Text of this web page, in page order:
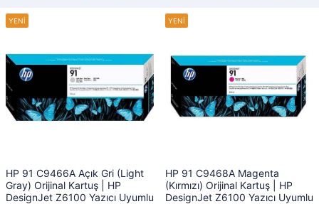
HP 91 C9466A Açık Gri (Light
Gray) Orijinal Kartuş | HP
DesignJet Z6100 Yazıcı Uyumlu
HP 91 C9468A Magenta
(Kırmızı) Orijinal Kartuş | HP
DesignJet Z6100 Yazıcı Uyumlu